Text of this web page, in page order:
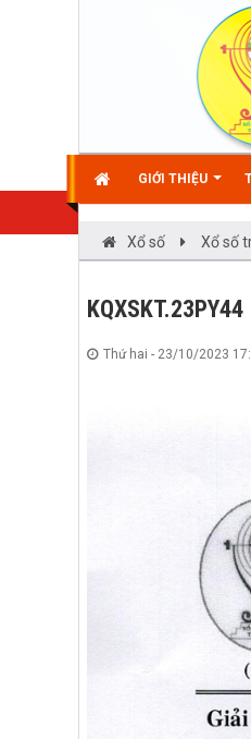
GIỚI THIỆU
Xổ số Xổ số
KQXSKT.23PY44
Thứ hai - 23/10/2023